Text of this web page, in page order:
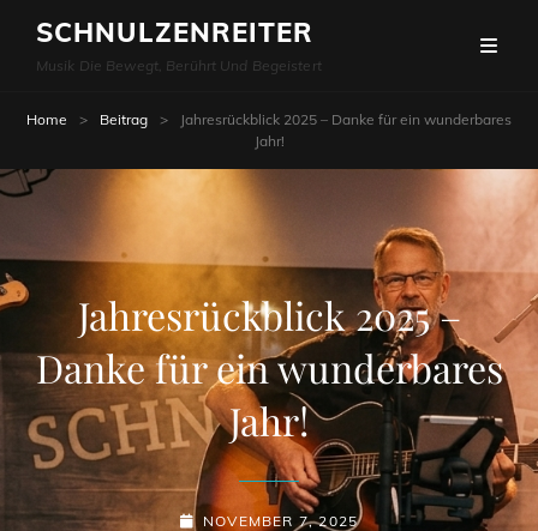
SCHNULZENREITER
Musik Die Bewegt, Berührt Und Begeistert
Home > Beitrag >
Jahresrückblick 2025 – Danke für ein wunderbares
Jahr!
Jahresrückblick 2025 –
Danke für ein wunderbares
Jahr!
POSTED-
NOVEMBER 7, 2025